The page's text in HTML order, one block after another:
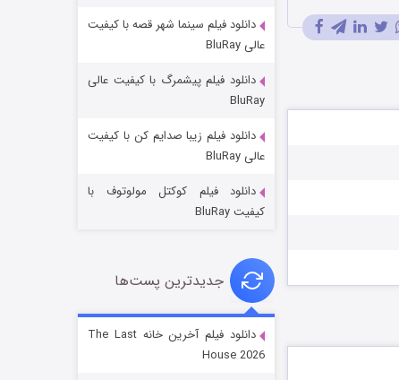
جادوگری در مغولستان
دانلود فیلم سینما شهر قصه با کیفیت
عالی BluRay
دانلود فیلم پیشمرگ با کیفیت عالی
BluRay
دانلود فیلم زیبا صدایم کن با کیفیت
عالی BluRay
دانلود فیلم کوکتل مولوتوف با
کیفیت BluRay
جدیدترین پست‌ها
دانلود فیلم آخرین خانه The Last
House 2026